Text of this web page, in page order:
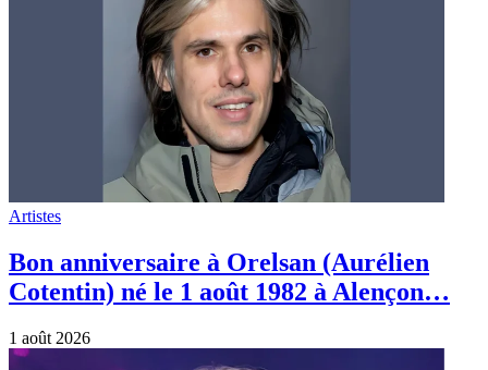
Artistes
Bon anniversaire à Orelsan (Aurélien
Cotentin) né le 1 août 1982 à Alençon…
1 août 2026